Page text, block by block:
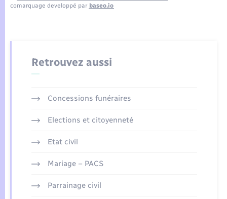
comarquage developpé par baseo.io
Retrouvez aussi
Concessions funéraires
Elections et citoyenneté
Etat civil
Mariage – PACS
Parrainage civil